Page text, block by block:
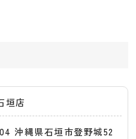
垣店
沖縄県石垣市登野城52